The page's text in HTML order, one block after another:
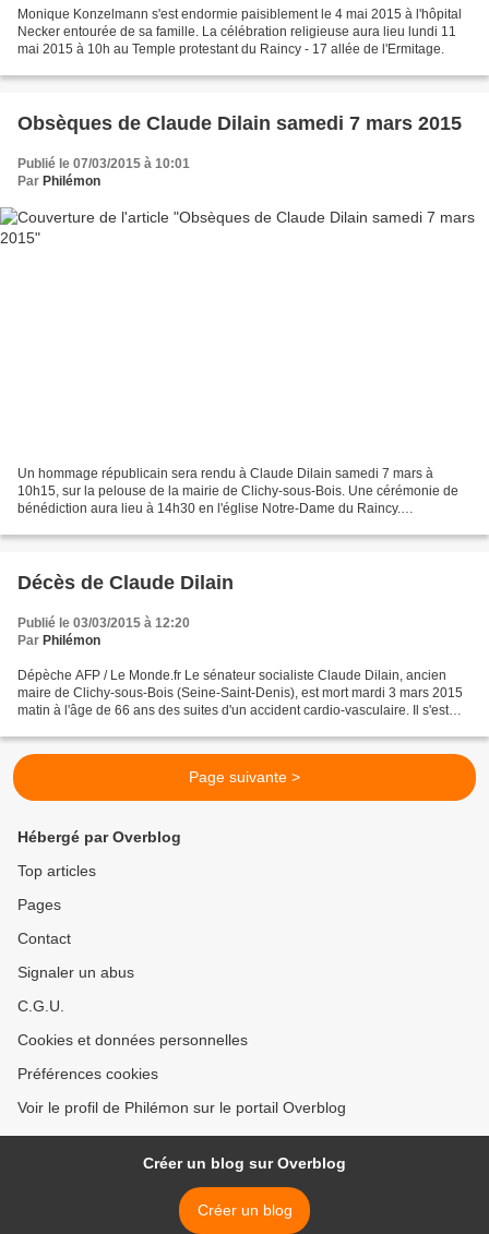
Monique Konzelmann s'est endormie paisiblement le 4 mai 2015 à l'hôpital
Necker entourée de sa famille. La célébration religieuse aura lieu lundi 11
mai 2015 à 10h au Temple protestant du Raincy - 17 allée de l'Ermitage.
Obsèques de Claude Dilain samedi 7 mars 2015
Publié le 07/03/2015 à 10:01
Par Philémon
Un hommage républicain sera rendu à Claude Dilain samedi 7 mars à
10h15, sur la pelouse de la mairie de Clichy-sous-Bois. Une cérémonie de
bénédiction aura lieu à 14h30 en l'église Notre-Dame du Raincy.
Décès de Claude Dilain
Publié le 03/03/2015 à 12:20
Par Philémon
Dépèche AFP / Le Monde.fr Le sénateur socialiste Claude Dilain, ancien
maire de Clichy-sous-Bois (Seine-Saint-Denis), est mort mardi 3 mars 2015
matin à l'âge de 66 ans des suites d'un accident cardio-vasculaire. Il s'est
Page suivante >
Hébergé par Overblog
Top articles
Pages
Contact
Signaler un abus
C.G.U.
Cookies et données personnelles
Préférences cookies
Voir le profil de Philémon sur le portail Overblog
Créer un blog sur Overblog
Créer un blog